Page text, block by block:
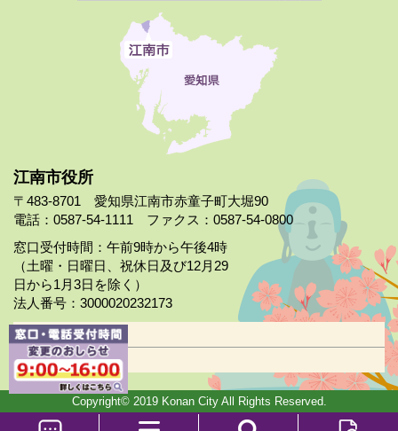
江南市役所
〒483-8701 愛知県江南市赤童子町大堀90
電話：0587-54-1111 ファクス：0587-54-0800
窓口受付時間：午前9時から午後4時
（土曜・日曜日、祝休日及び12月29
日から1月3日を除く）
法人番号：3000020232173
市役所案内
日曜市役所
Copyright© 2019 Konan City All Rights Reserved.